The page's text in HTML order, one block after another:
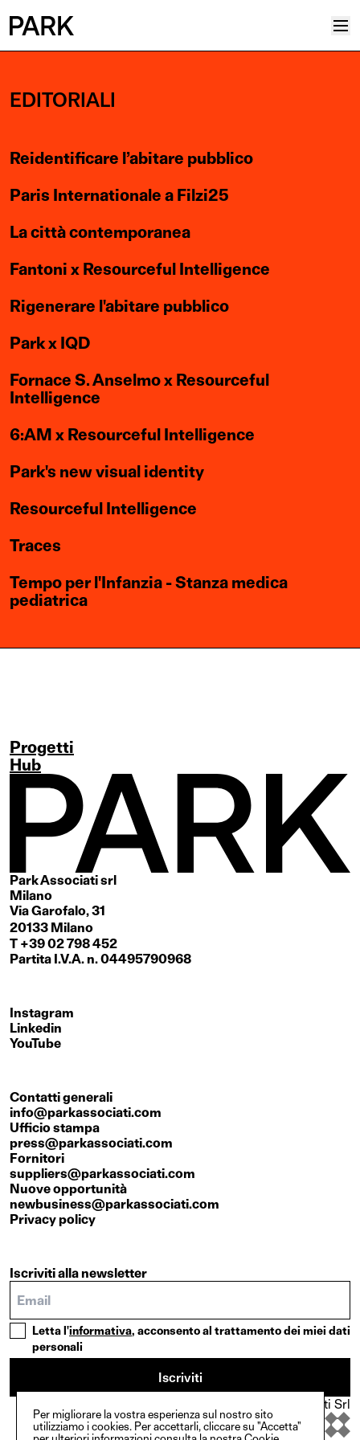
Progetti
Plus
Reinventing Heritage
Collettivo
News
Career
Contatti
Inglese
EDITORIALI
Reidentificare l’abitare pubblico
Paris Internationale a Filzi25
La città contemporanea
Fantoni x Resourceful Intelligence
Rigenerare l'abitare pubblico
Park x IQD
Fornace S. Anselmo x Resourceful
Intelligence
6:AM x Resourceful Intelligence
Park's new visual identity
Resourceful Intelligence
Traces
Tempo per l'Infanzia - Stanza medica
pediatrica
Progetti
Hub
Park Associati srl
Milano
Via Garofalo, 31
20133 Milano
T +39 02 798 452
Partita I.V.A. n. 04495790968
Instagram
Linkedin
YouTube
Contatti generali
info@parkassociati.com
Ufficio stampa
press@parkassociati.com
Fornitori
suppliers@parkassociati.com
Nuove opportunità
newbusiness@parkassociati.com
Privacy policy
Iscriviti alla newsletter
Letta l'informativa, acconsento al trattamento dei miei dati
personali
Iscriviti
© Copyright {2025}. Park Associati Srl
In collaborazione con
Per migliorare la vostra esperienza sul nostro sito
utilizziamo i cookies. Per accettarli, cliccare su "Accetta"